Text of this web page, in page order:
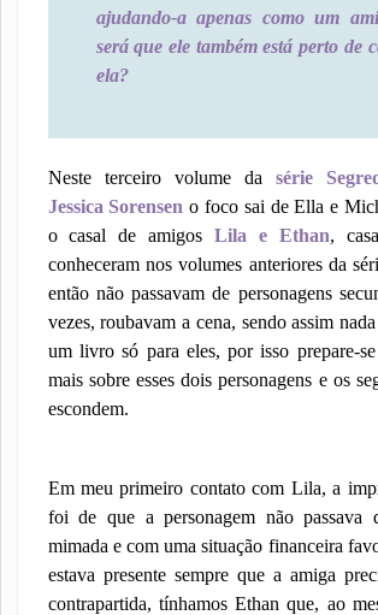
ajudando-a apenas como um
será que ele também está perto de
ela?
Neste terceiro volume dasérie
Jessica Sorensen o foco sai de Ella e
o casal de amigosLila e Ethan,
conheceram nos volumes anteriores da
então não passavam de personagens
vezes, roubavam a cena, sendo assim
um livro só para eles, por isso prepare-
mais sobre esses dois personagens e os
escondem.
Em meu primeiro contato com Lila, a
foi de que a personagem não passava
mimada e com uma situação financeira
estava presente sempre que a amiga
contrapartida, tínhamos Ethan que, ao